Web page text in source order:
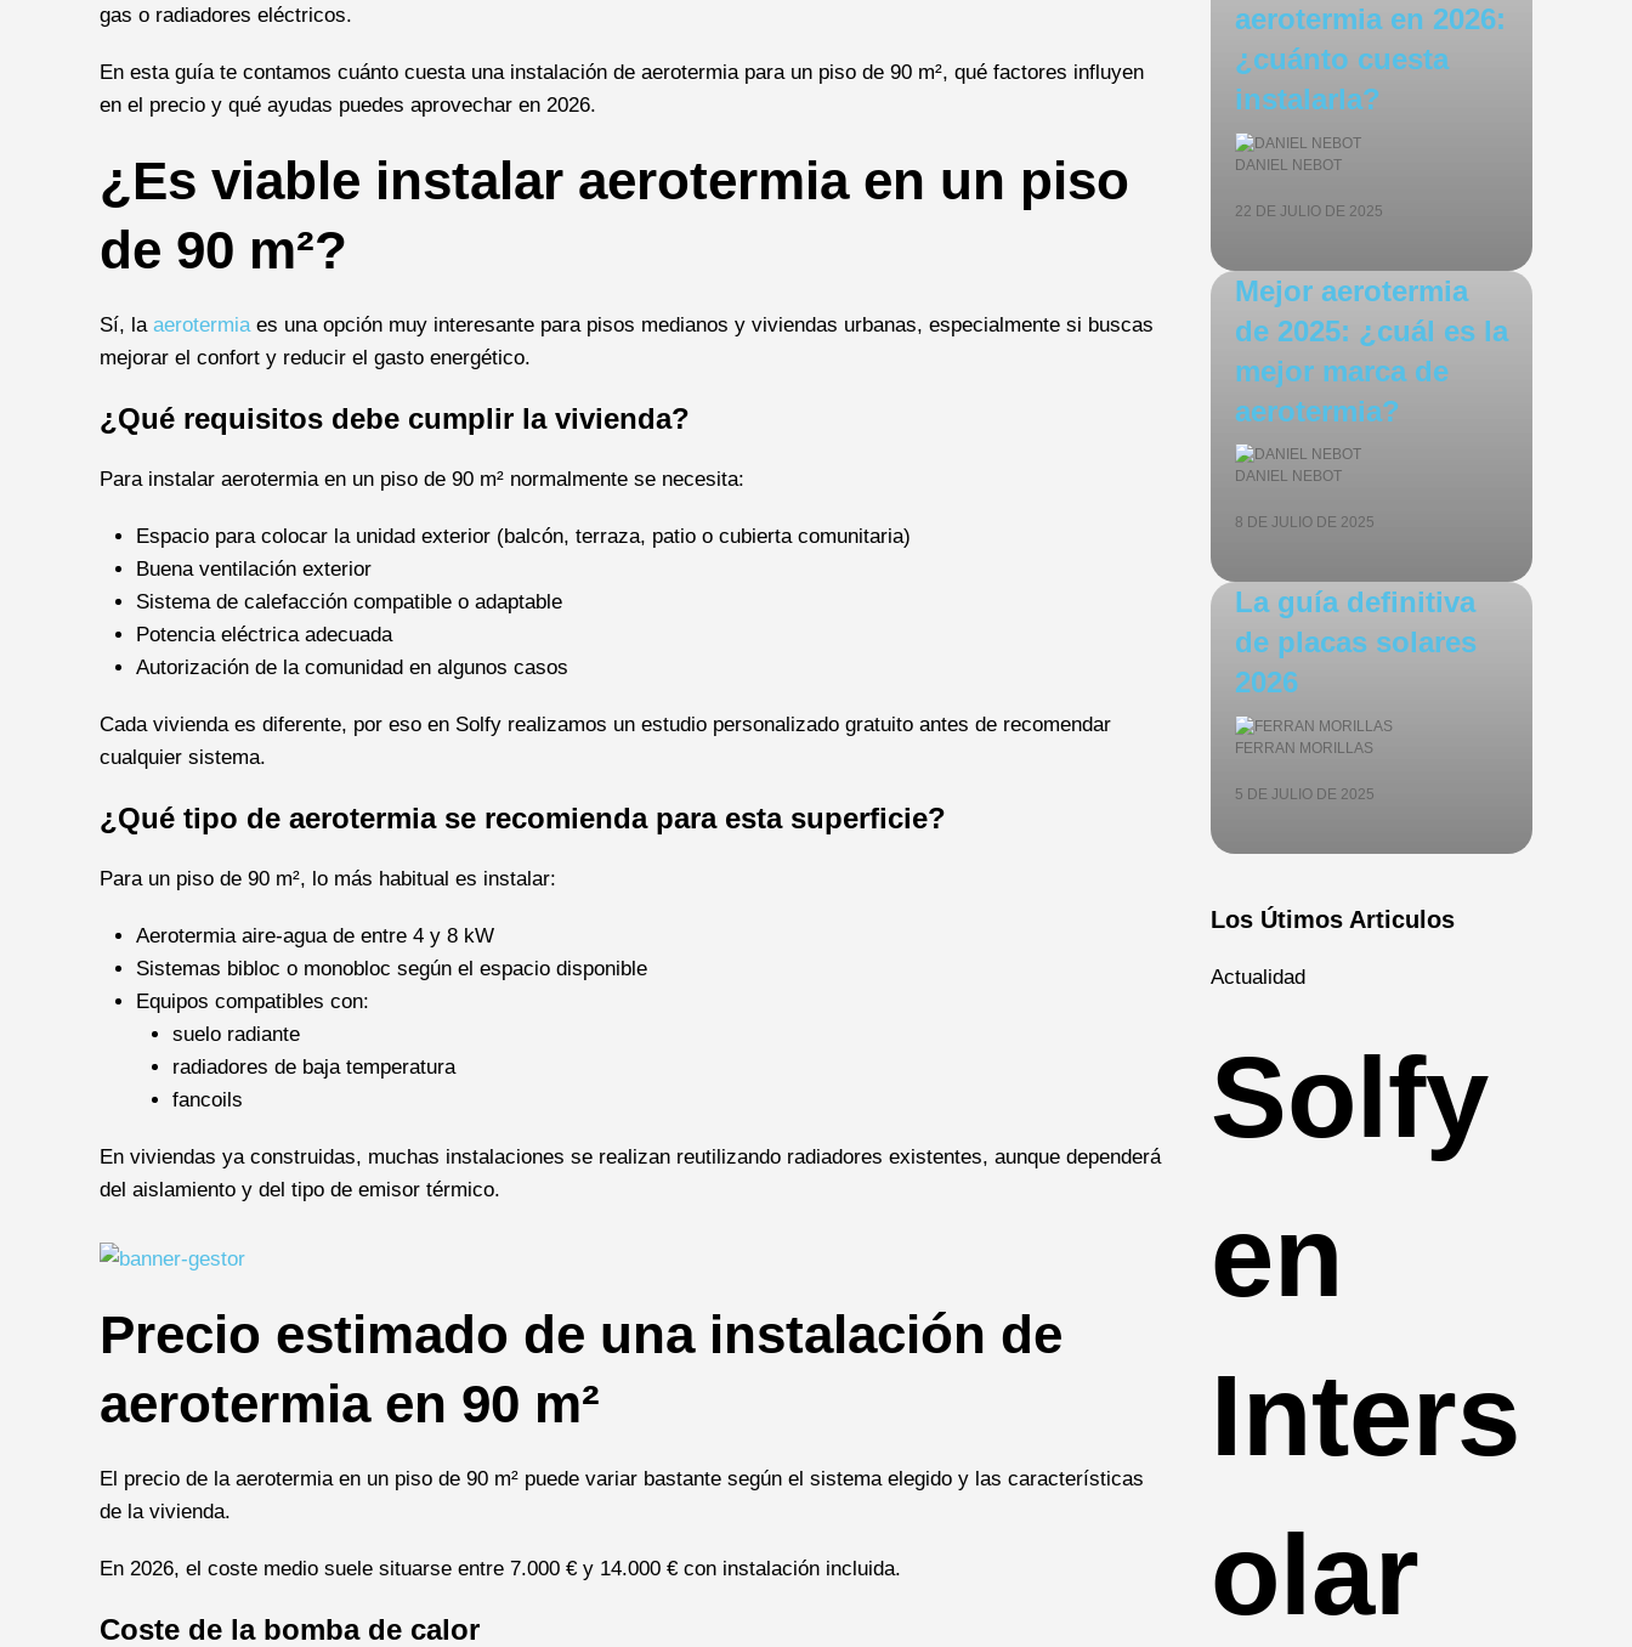
gas o radiadores eléctricos.
En esta guía te contamos cuánto cuesta una instalación de aerotermia para un piso de 90 m², qué factores influyen
en el precio y qué ayudas puedes aprovechar en 2026.
¿Es viable instalar aerotermia en un piso
de 90 m²?
Sí, la aerotermiaes una opción muy interesante para pisos medianos y viviendas urbanas, especialmente si buscas
mejorar el confort y reducir el gasto energético.
¿Qué requisitos debe cumplir la vivienda?
Para instalar aerotermia en un piso de 90 m² normalmente se necesita:
Espacio para colocar la unidad exterior (balcón, terraza, patio o cubierta comunitaria)
Buena ventilación exterior
Sistema de calefacción compatible o adaptable
Potencia eléctrica adecuada
Autorización de la comunidad en algunos casos
Cada vivienda es diferente, por eso en Solfy realizamos un estudio personalizado gratuito antes de recomendar
cualquier sistema.
¿Qué tipo de aerotermia se recomienda para esta superficie?
Para un piso de 90 m², lo más habitual es instalar:
Aerotermia aire-agua de entre 4 y 8 kW
Sistemas bibloc o monobloc según el espacio disponible
Equipos compatibles con:
suelo radiante
radiadores de baja temperatura
fancoils
En viviendas ya construidas, muchas instalaciones se realizan reutilizando radiadores existentes, aunque dependerá
del aislamiento y del tipo de emisor térmico.
Precio estimado de una instalación de
aerotermia en 90 m²
El precio de la aerotermia en un piso de 90 m² puede variar bastante según el sistema elegido y las características
de la vivienda.
En 2026, el coste medio suele situarse entre 7.000 € y 14.000 € con instalación incluida.
Coste de la bomba de calor
aerotermia en 2026:
¿cuánto cuesta
instalarla?
DANIEL NEBOT
22 DE JULIO DE 2025
Mejor aerotermia
de 2025: ¿cuál es la
mejor marca de
aerotermia?
DANIEL NEBOT
8 DE JULIO DE 2025
La guía definitiva
de placas solares
2026
FERRAN MORILLAS
5 DE JULIO DE 2025
Los Útimos Articulos
Actualidad
Solfy
en
Inters
olar